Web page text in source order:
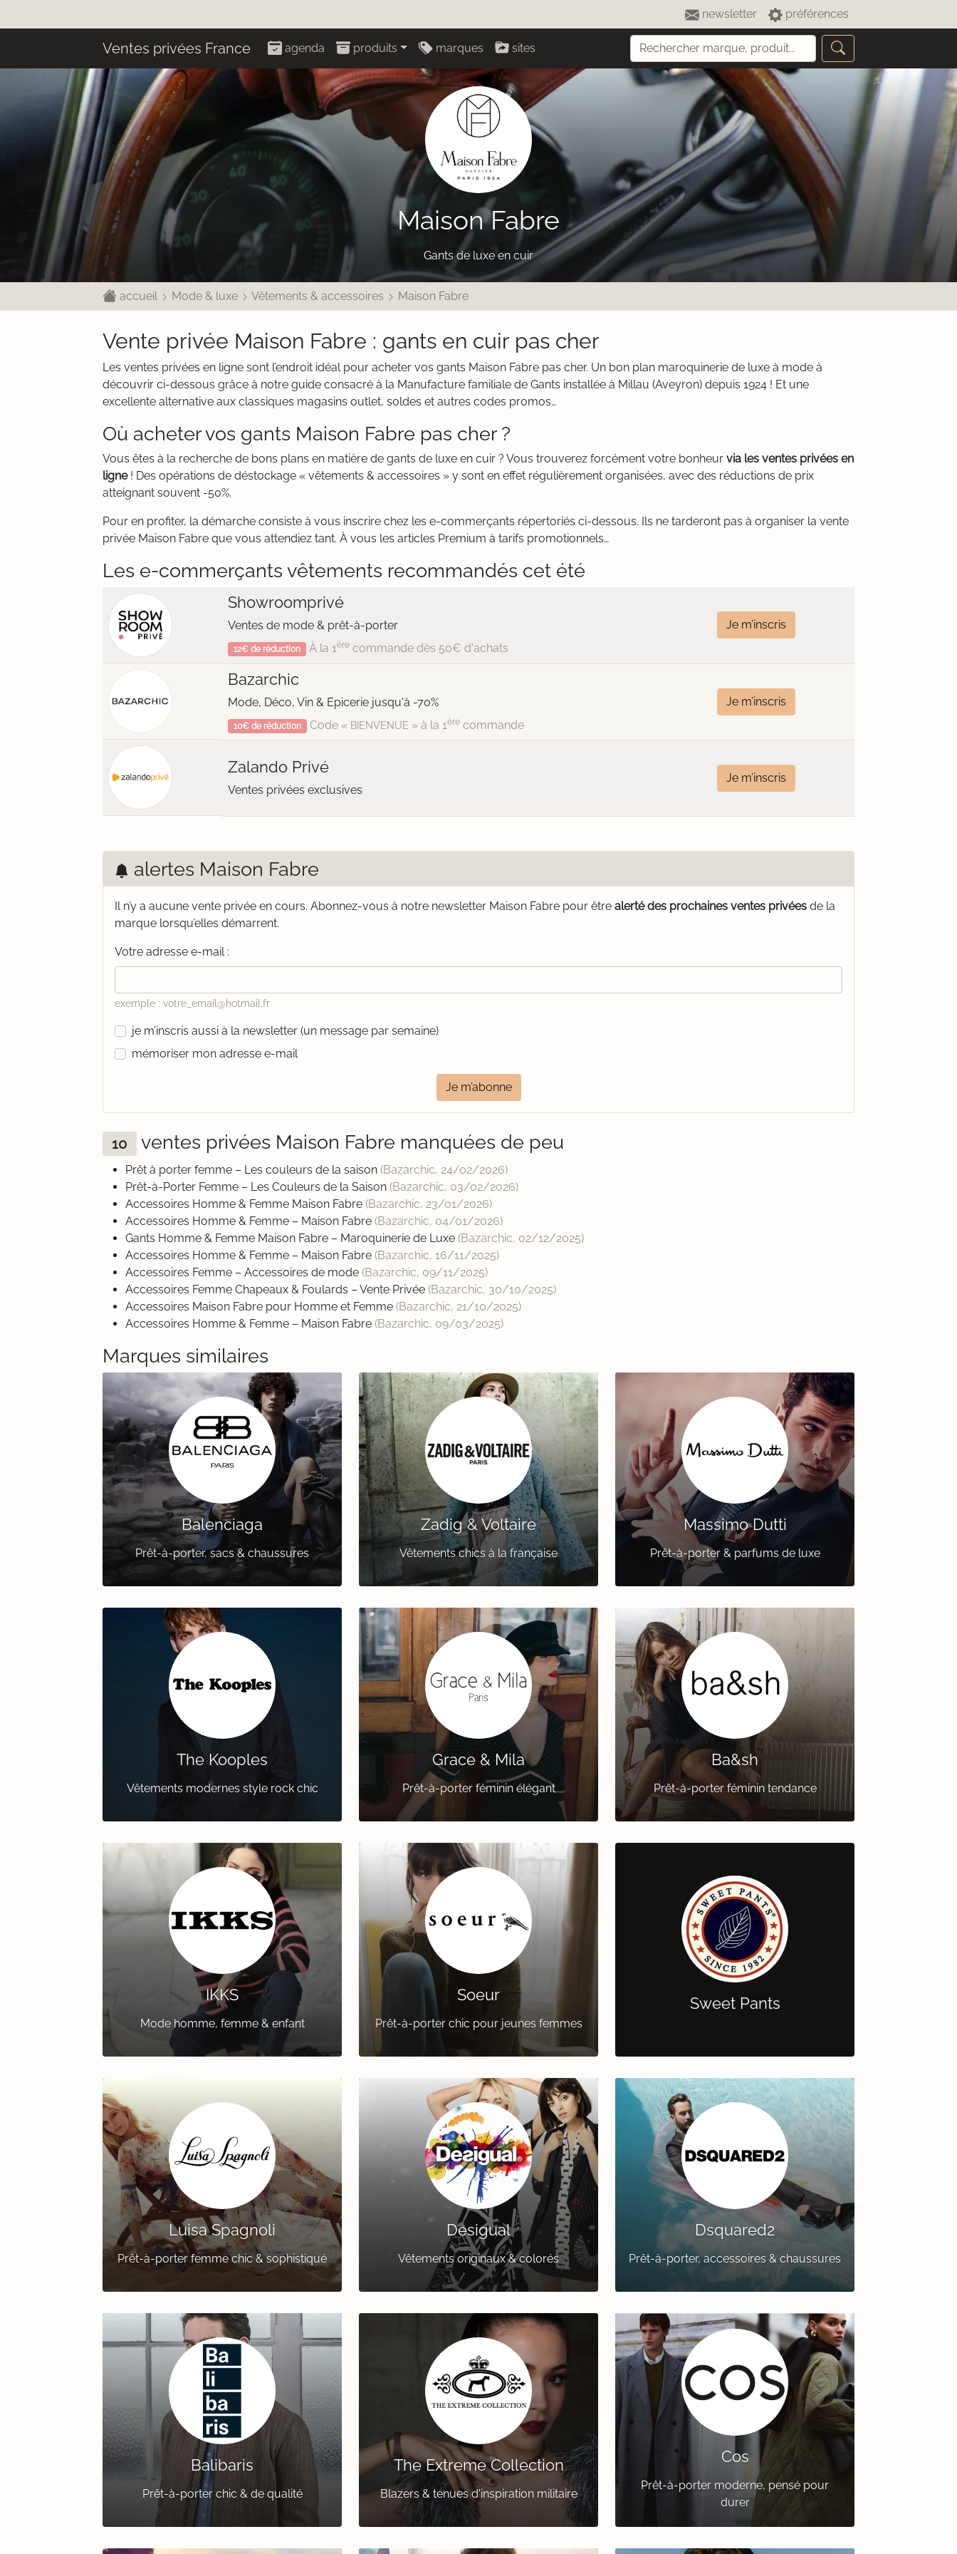
newsletter préférences
Ventes privées France agenda produits marques sites
Maison Fabre
Gants de luxe en cuir
accueil Mode & luxe Vêtements & accessoires Maison Fabre
Vente privée Maison Fabre : gants en cuir pas cher
Les ventes privées en ligne sont l’endroit idéal pour acheter vos gants Maison Fabre pas cher. Un bon plan maroquinerie de luxe à mode à
découvrir ci-dessous grâce à notre guide consacré à la Manufacture familiale de Gants installée à Millau (Aveyron) depuis 1924 ! Et une
excellente alternative aux classiques magasins outlet, soldes et autres codes promos…
Où acheter vos gants Maison Fabre pas cher ?
Vous êtes à la recherche de bons plans en matière de gants de luxe en cuir ? Vous trouverez forcément votre bonheur via les ventes privées en
ligne! Des opérations de déstockage « vêtements & accessoires » y sont en effet régulièrement organisées, avec des réductions de prix
atteignant souvent -50%.
Pour en profiter, la démarche consiste à vous inscrire chez les e-commerçants répertoriés ci-dessous. Ils ne tarderont pas à organiser la vente
privée Maison Fabre que vous attendiez tant. À vous les articles Premium à tarifs promotionnels…
Les e-commerçants vêtements recommandés cet été
Showroomprivé
Ventes de mode & prêt-à-porter
12€ de réduction À la 1èrecommande dès 50€ d'achats
Je m’inscris
Bazarchic
Mode, Déco, Vin & Epicerie jusqu'à -70%
10€ de réduction Code « BIENVENUE » à la 1èrecommande
Je m’inscris
Zalando Privé
Ventes privées exclusives
Je m’inscris
alertes Maison Fabre
Il n’y a aucune vente privée en cours. Abonnez-vous à notre newsletter Maison Fabre pour être alerté des prochaines ventes privées de la
marque lorsqu’elles démarrent.
Votre adresse e-mail :
exemple : votre_email@hotmail.fr
je m’inscris aussi à la newsletter (un message par semaine)
mémoriser mon adresse e-mail
Je m’abonne
10 ventes privées Maison Fabre manquées de peu
Prêt à porter femme – Les couleurs de la saison (Bazarchic, 24/02/2026)
Prêt-à-Porter Femme – Les Couleurs de la Saison (Bazarchic, 03/02/2026)
Accessoires Homme & Femme Maison Fabre (Bazarchic, 23/01/2026)
Accessoires Homme & Femme – Maison Fabre (Bazarchic, 04/01/2026)
Gants Homme & Femme Maison Fabre – Maroquinerie de Luxe (Bazarchic, 02/12/2025)
Accessoires Homme & Femme – Maison Fabre (Bazarchic, 16/11/2025)
Accessoires Femme – Accessoires de mode (Bazarchic, 09/11/2025)
Accessoires Femme Chapeaux & Foulards – Vente Privée (Bazarchic, 30/10/2025)
Accessoires Maison Fabre pour Homme et Femme (Bazarchic, 21/10/2025)
Accessoires Homme & Femme – Maison Fabre (Bazarchic, 09/03/2025)
Marques similaires
Balenciaga
Prêt-à-porter, sacs & chaussures
Zadig & Voltaire
Vêtements chics à la française
Massimo Dutti
Prêt-à-porter & parfums de luxe
The Kooples
Vêtements modernes style rock chic
Grace & Mila
Prêt-à-porter féminin élégant
Ba&sh
Prêt-à-porter féminin tendance
IKKS
Mode homme, femme & enfant
Soeur
Prêt-à-porter chic pour jeunes femmes
Sweet Pants
Luisa Spagnoli
Prêt-à-porter femme chic & sophistiqué
Desigual
Vêtements originaux & colorés
Dsquared2
Prêt-à-porter, accessoires & chaussures
Balibaris
Prêt-à-porter chic & de qualité
The Extreme Collection
Blazers & tenues d'inspiration militaire
Cos
Prêt-à-porter moderne, pensé pour
durer